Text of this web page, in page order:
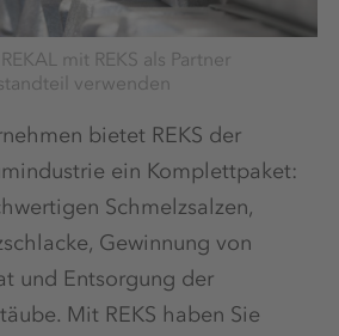
mit REKS als Partner
verwenden
bietet REKS der
ein Komplettpaket:
Schmelzsalzen,
Gewinnung von
und Entsorgung der
Mit REKS haben Sie